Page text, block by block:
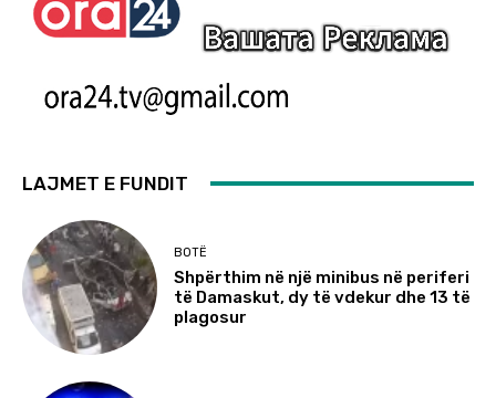
LAJMET E FUNDIT
BOTË
Shpërthim në një minibus në periferi
të Damaskut, dy të vdekur dhe 13 të
plagosur